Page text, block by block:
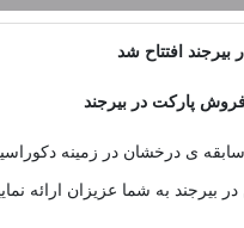
افتتاح شد
پارکت در بیرجند
سابقه ی درخشان در زمینه
به شما عزیزان ارائه